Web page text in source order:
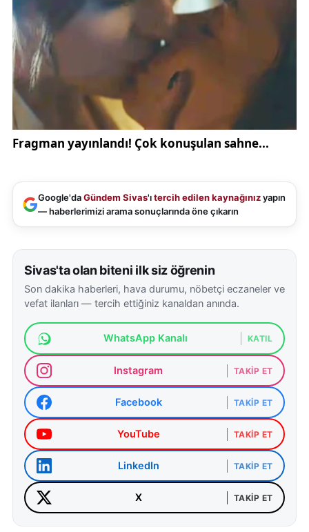
siyaseti yerine sevgi siyasetini savunmaya devam
edeceğiz" dedi.
Muhalefete yönelik eleştirilerini sertleştiren
Cumhurbaşkanı Erdoğan, "Yolsuzluk, soygun, rüşvet
iddialarına cevap vermek yerine siyasi tarihimizin en
seviyesiz, hukuk yoksunu açıklamalarına imza
atıyorlar" ifadelerini kullandı. Ana muhalefet partisi
vatandaşlarımızın huzurunu bozmaktan vazgeçin.
Cesaretiniz varsa yolsuzluk, hırsızlık, alınan rüşvetin
hesabını verin" diye konuştu.
Ekonomi politikalarına ilişkin değerlendirmelerde
bulunan Erdoğan, "Ekonomi programımızı
uygulamayı aynı azim ve kararlılıkla sürdüreceğiz.
Böyle dönemlerde ana önceliğimiz makro finansal
istikrarı korumaktır" dedi. İki yıldır uygulanan
ekonomi programının kazanımlarına vurgu yaparak,
bu süreçte elde edilen kazanımların korunacağını
belirtti.
Google'daGündem Sivas'ıtercih edilen kaynağınızyapın
— haberlerimizi arama sonuçlarında öne çıkarın
Sivas'ta olan biteni ilk siz öğrenin
Son dakika haberleri, hava durumu, nöbetçi eczaneler ve
vefat ilanları — tercih ettiğiniz kanaldan anında.
WhatsApp Kanalı KATIL
Instagram TAKIP ET
Facebook TAKIP ET
YouTube TAKIP ET
LinkedIn TAKIP ET
X TAKIP ET